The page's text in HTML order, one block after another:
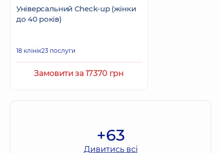
Універсальний Check-up (жінки
до 40 років)
18 клінік23 послуги
Замовити за 17370 грн
+63
Дивитись всі